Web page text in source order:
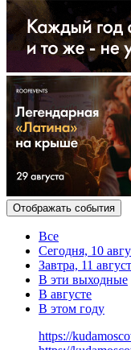
Отображать события
Все
Сегодня, 10
Завтра, 11
В эти выходные
В августе
В этом году
https://